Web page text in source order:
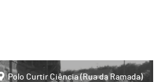
Polo Curtir Ciência (Rua da Ramada)